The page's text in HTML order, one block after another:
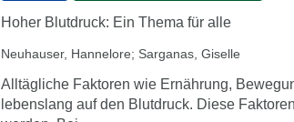
Hoher Blutdruck: Ein Thema für alle
Neuhauser, Hannelore; Sarganas, Giselle
Alltägliche Faktoren wie Ernährung,
lebenslang auf den Blutdruck. Diese